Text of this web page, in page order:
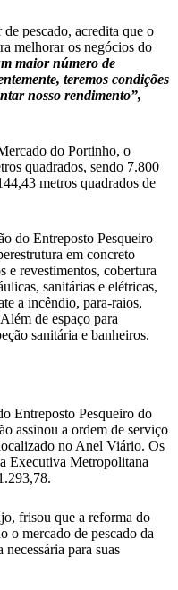
pescado, acredita que o
melhorar os negócios do
maior número de
teremos condições
nosso rendimento”,
do Portinho, o
quadrados, sendo 7.800
metros quadrados de
do Entreposto Pesqueiro
em concreto
e revestimentos, cobertura
sanitárias e elétricas,
a incêndio, para-raios,
de espaço para
sanitária e banheiros.
Entreposto Pesqueiro do
assinou a ordem de serviço
no Anel Viário. Os
Executiva Metropolitana
frisou que a reforma do
o mercado de pescado da
para suas